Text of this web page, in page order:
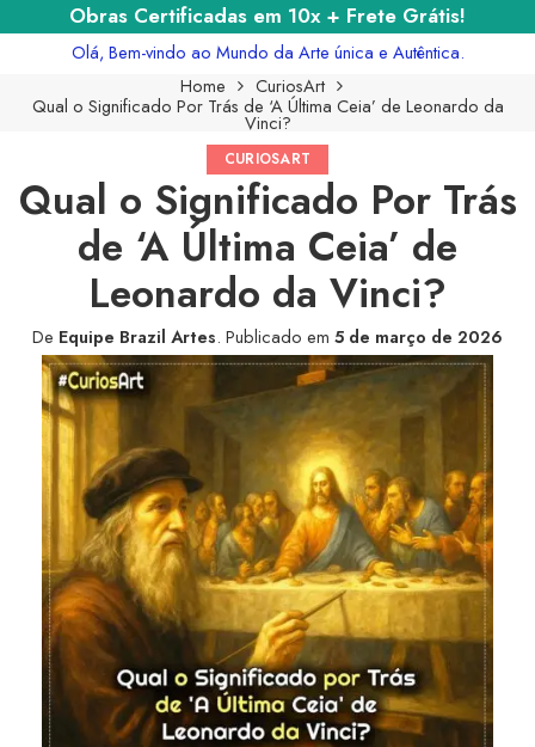
Obras Certificadas em 10x + Frete Grátis!
Olá, Bem-vindo ao Mundo da Arte única e Autêntica.
Home
CuriosArt
Qual o Significado Por Trás de ‘A Última Ceia’ de Leonardo da
Vinci?
CURIOSART
Qual o Significado Por Trás
de ‘A Última Ceia’ de
Leonardo da Vinci?
De Equipe Brazil Artes. Publicado em 5 de março de 2026